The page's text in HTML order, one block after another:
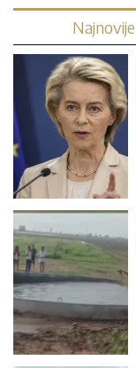
Najnovije